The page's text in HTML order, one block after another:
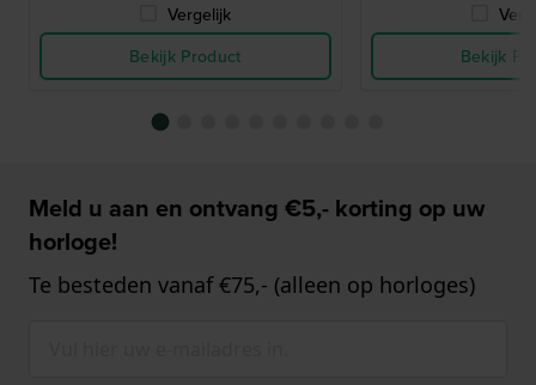
Vergelijk
Bekijk Product
Bekijk
Meld u aan en ontvang €5,- korting op uw
horloge!
Te besteden vanaf €75,- (alleen op horloges)